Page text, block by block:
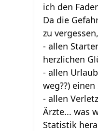
ich den
Da die
zu
- allen
herzlichen
- allen
weg??)
- allen
Ärzte... was
Statistik